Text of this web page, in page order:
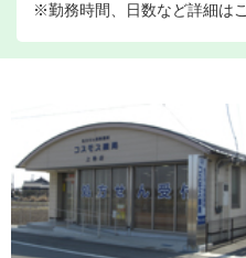
※勤務時間、日数など詳細は